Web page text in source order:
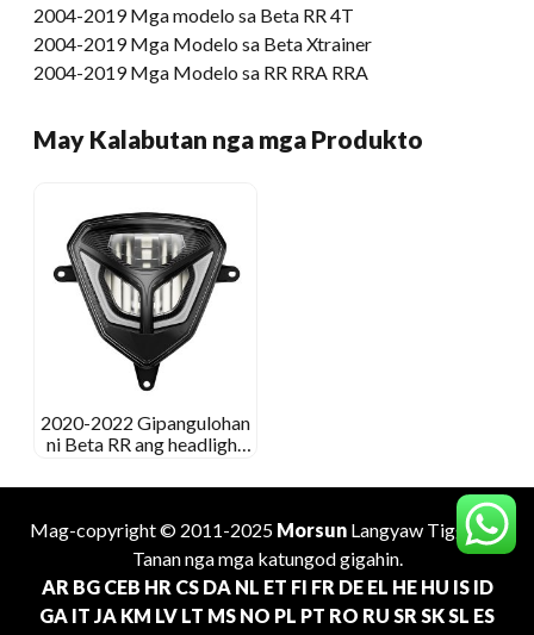
2004-2019 Mga modelo sa Beta RR 4T
2004-2019 Mga Modelo sa Beta Xtrainer
2004-2019 Mga Modelo sa RR RRA RRA
May Kalabutan nga mga Produkto
2020-2022 Gipangulohan
ni Beta RR ang headlight
Compires
Mag-copyright © 2011-2025 Morsun Langyaw Tiggama.
Tanan nga mga katungod gigahin.
AR BG CEB HR CS DA NL ET FI FR DE EL HE HU IS ID
GA IT JA KM LV LT MS NO PL PT RO RU SR SKSL ES